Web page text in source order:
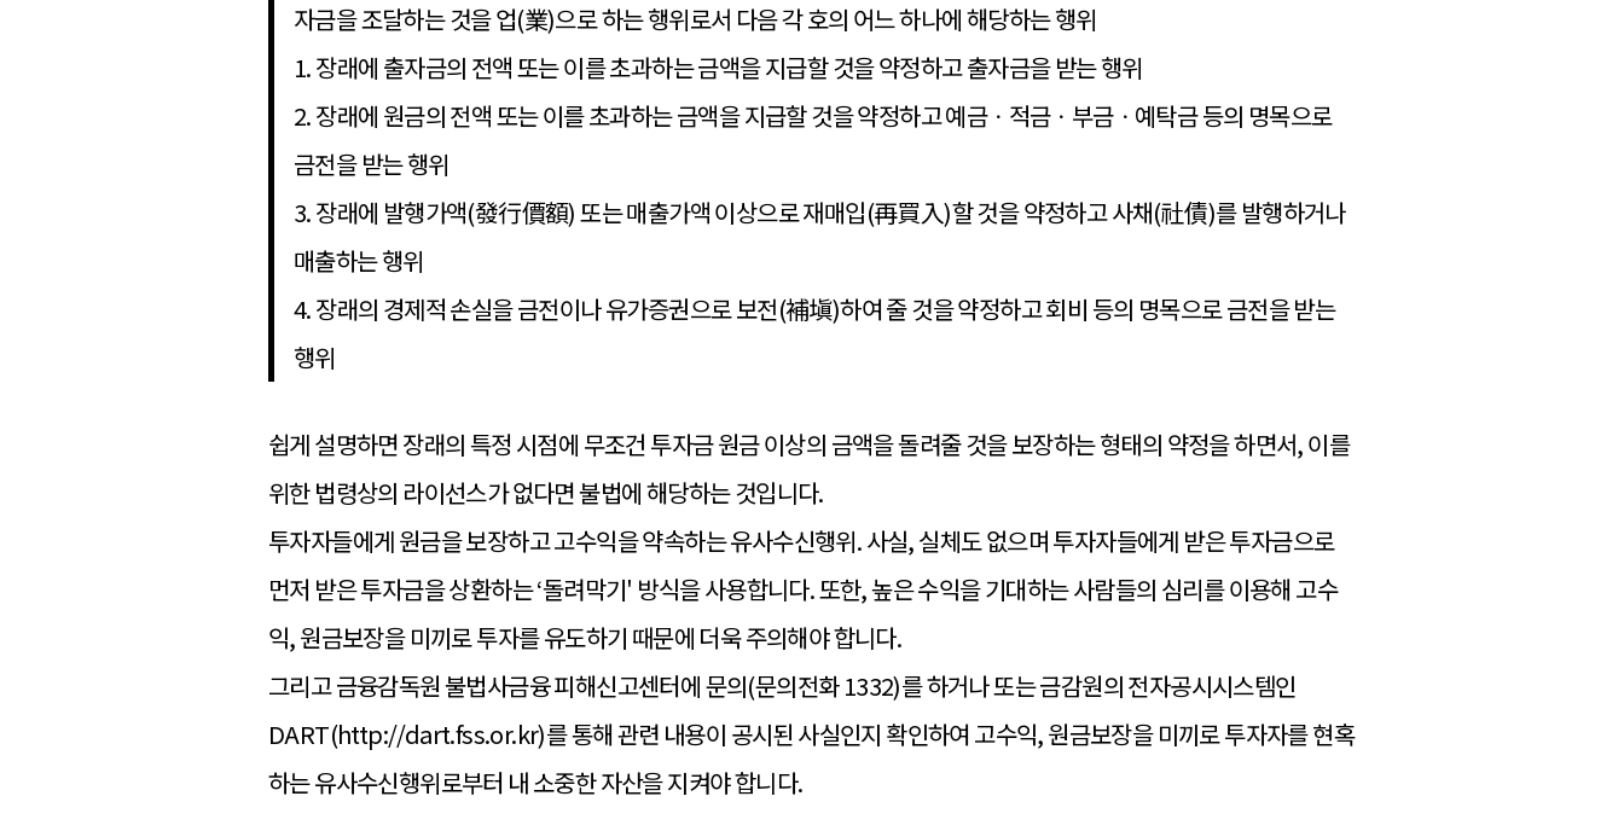
자금을 조달하는 것을 업(業)으로 하는 행위로서 다음 각 호의 어느 하나에 해당하는 행위
1. 장래에 출자금의 전액 또는 이를 초과하는 금액을 지급할 것을 약정하고 출자금을 받는 행위
2. 장래에 원금의 전액 또는 이를 초과하는 금액을 지급할 것을 약정하고 예금ㆍ적금ㆍ부금ㆍ예탁금 등의 명목으로
금전을 받는 행위
3. 장래에 발행가액(發行價額) 또는 매출가액 이상으로 재매입(再買入)할 것을 약정하고 사채(社債)를 발행하거나
매출하는 행위
4. 장래의 경제적 손실을 금전이나 유가증권으로 보전(補塡)하여 줄 것을 약정하고 회비 등의 명목으로 금전을 받는
행위
쉽게 설명하면 장래의 특정 시점에 무조건 투자금 원금 이상의 금액을 돌려줄 것을 보장하는 형태의 약정을 하면서, 이를
위한 법령상의 라이선스가 없다면 불법에 해당하는 것입니다.
투자자들에게 원금을 보장하고 고수익을 약속하는 유사수신행위. 사실, 실체도 없으며 투자자들에게 받은 투자금으로
먼저 받은 투자금을 상환하는 ‘돌려막기' 방식을 사용합니다. 또한, 높은 수익을 기대하는 사람들의 심리를 이용해 고수
익, 원금보장을 미끼로 투자를 유도하기 때문에 더욱 주의해야 합니다.
그리고 금융감독원 불법사금융 피해신고센터에 문의(문의전화 1332)를 하거나 또는 금감원의 전자공시시스템인
DART(http://dart.fss.or.kr)를 통해 관련 내용이 공시된 사실인지 확인하여 고수익, 원금보장을 미끼로 투자자를 현혹
하는 유사수신행위로부터 내 소중한 자산을 지켜야 합니다.